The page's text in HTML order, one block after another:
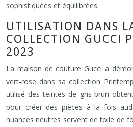
sophistiquées et équilibrées.
UTILISATION DANS
COLLECTION GUCCI
2023
La maison de couture Gucci a
vert-rose dans sa collection
utilisé des teintes de gris-brun
pour créer des pièces à la fois
nuances neutres servent de toile de